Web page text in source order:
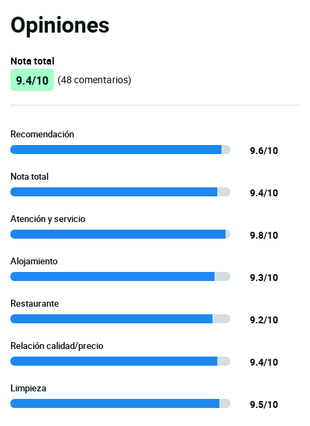
Opiniones
Nota total
9.4/10 (48 comentarios)
Recomendación
9.6/10
Nota total
9.4/10
Atención y servicio
9.8/10
Alojamiento
9.3/10
Restaurante
9.2/10
Relación calidad/precio
9.4/10
Limpieza
9.5/10